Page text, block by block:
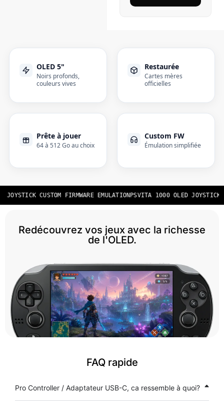
OLED 5"
Noirs profonds,
couleurs vives
Restaurée
Cartes mères
officielles
Prête à jouer
64 à 512 Go au choix
Custom FW
Émulation simplifiée
CUSTOM FIRMWARE EMULATIONPSVITA 1000 OLED JOYSTICK
Redécouvrez vos jeux avec la richesse
de l'OLED.
FAQ rapide
Pro Controller / Adaptateur USB-C, ca ressemble à quoi?